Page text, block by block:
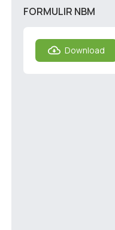
FORMULIR NBM
Download